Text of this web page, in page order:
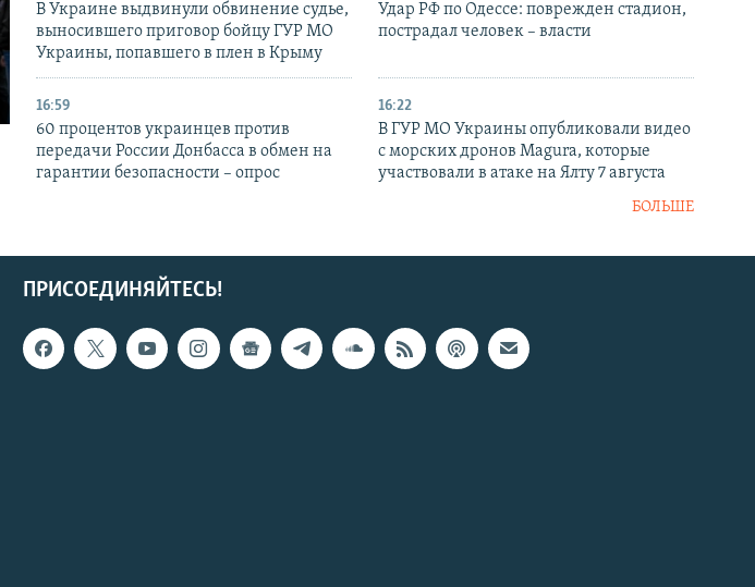
В Украине выдвинули обвинение судье,
выносившего приговор бойцу ГУР МО
Украины, попавшего в плен в Крыму
Удар РФ по Одессе: поврежден стадион,
пострадал человек – власти
16:59
60 процентов украинцев против
передачи России Донбасса в обмен на
гарантии безопасности – опрос
16:22
В ГУР МО Украины опубликовали видео
с морских дронов Magura, которые
участвовали в атаке на Ялту 7 августа
БОЛЬШЕ
ПРИСОЕДИНЯЙТЕСЬ!